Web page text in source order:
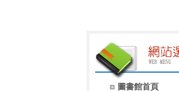
圖書館首頁